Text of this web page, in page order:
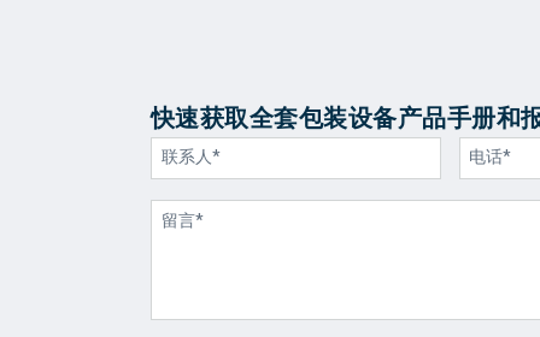
快速获取全套包装设备产品手册和